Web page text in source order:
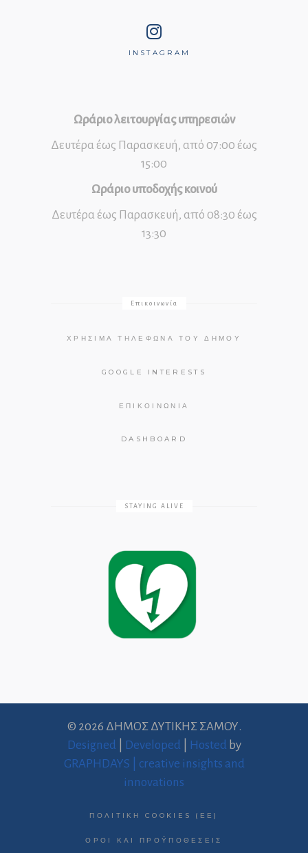
INSTAGRAM
Ωράριο λειτουργίας υπηρεσιών
Δευτέρα έως Παρασκευή, από 07:00 έως
15:00
Ωράριο υποδοχής κοινού
Δευτέρα έως Παρασκευή, από 08:30 έως
13:30
Επικοινωνία
ΧΡΉΣΙΜΑ ΤΗΛΈΦΩΝΑ ΤΟΥ ΔΉΜΟΥ
GOOGLE INTERESTS
ΕΠΙΚΟΙΝΩΝΊΑ
DASHBOARD
STAYING ALIVE
© 2026 ΔΗΜΟΣ ΔΥΤΙΚΗΣ ΣΑΜΟΥ.
Designed
Developed Hosted by
GRAPHDAYS | creative insights and
innovations
ΠΟΛΙΤΙΚΉ COOKIES (ΕΕ)
ΌΡΟΙ ΚΑΙ ΠΡΟΫΠΟΘΈΣΕΙΣ